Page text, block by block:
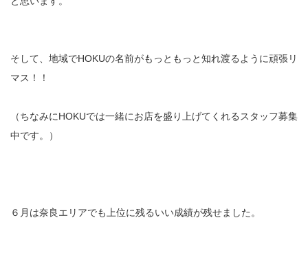
そして、地域でHOKUの名前がもっともっと知れ渡るように頑張リ
マス！！
（ちなみにHOKUでは一緒にお店を盛り上げてくれるスタッフ募集
中です。）
６月は奈良エリアでも上位に残るいい成績が残せました。